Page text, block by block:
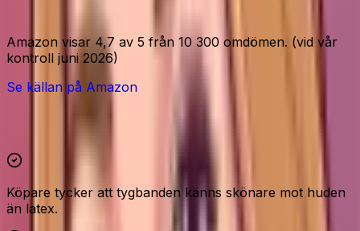
Amazon visar 4,7 av 5 från 10 300 omdömen. (vid vår
kontroll juni 2026)
Se källan på Amazon
Höjdpunkter och reservationer
Köpare tycker att tygbanden känns skönare mot huden
än latex.